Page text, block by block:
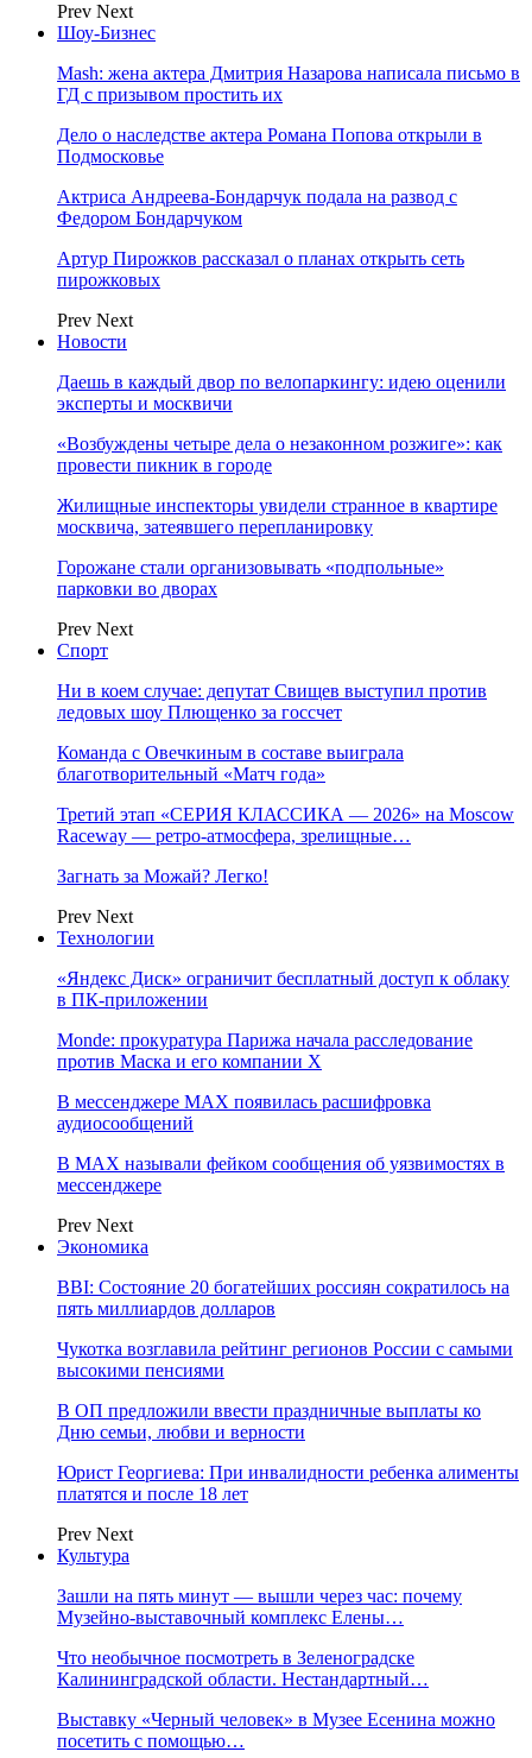
Prev Next
Шоу-Бизнес
Mash: жена актера Дмитрия Назарова написала письмо в
ГД с призывом простить их
Дело о наследстве актера Романа Попова открыли в
Подмосковье
Актриса Андреева-Бондарчук подала на развод с
Федором Бондарчуком
Артур Пирожков рассказал о планах открыть сеть
пирожковых
Prev Next
Новости
Даешь в каждый двор по велопаркингу: идею оценили
эксперты и москвичи
«Возбуждены четыре дела о незаконном розжиге»: как
провести пикник в городе
Жилищные инспекторы увидели странное в квартире
москвича, затеявшего перепланировку
Горожане стали организовывать «подпольные»
парковки во дворах
Prev Next
Спорт
Ни в коем случае: депутат Свищев выступил против
ледовых шоу Плющенко за госсчет
Команда с Овечкиным в составе выиграла
благотворительный «Матч года»
Третий этап «СЕРИЯ КЛАССИКА — 2026» на Moscow
Raceway — ретро‑атмосфера, зрелищные…
Загнать за Можай? Легко!
Prev Next
Технологии
«Яндекс Диск» ограничит бесплатный доступ к облаку
в ПК-приложении
Monde: прокуратура Парижа начала расследование
против Маска и его компании X
В мессенджере MAX появилась расшифровка
аудиосообщений
В МAX называли фейком сообщения об уязвимостях в
мессенджере
Prev Next
Экономика
BBI: Состояние 20 богатейших россиян сократилось на
пять миллиардов долларов
Чукотка возглавила рейтинг регионов России с самыми
высокими пенсиями
В ОП предложили ввести праздничные выплаты ко
Дню семьи, любви и верности
Юрист Георгиева: При инвалидности ребенка алименты
платятся и после 18 лет
Prev Next
Культура
Зашли на пять минут — вышли через час: почему
Музейно-выставочный комплекс Елены…
Что необычное посмотреть в Зеленоградске
Калининградской области. Нестандартный…
Выставку «Черный человек» в Музее Есенина можно
посетить с помощью…